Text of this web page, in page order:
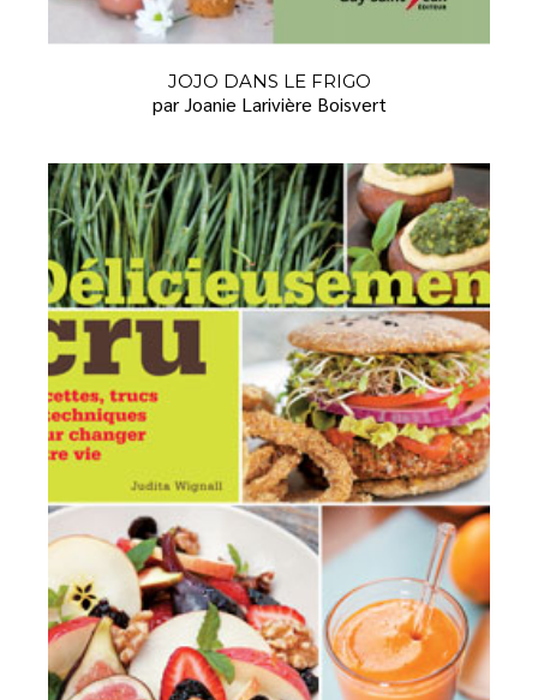
JOJO DANS LE FRIGO
par Joanie Larivière Boisvert